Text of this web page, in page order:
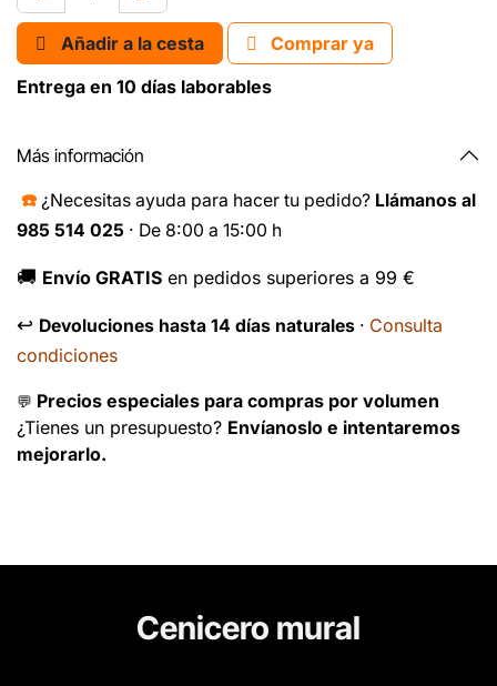
Añadir a la cesta
Comprar ya
Entrega en 10 días laborables
Más información
☎️ ¿Necesitas ayuda para hacer tu pedido? Llámanos al
985 514 025 · De 8:00 a 15:00 h
🚚 Envío GRATIS en pedidos superiores a 99 €
↩️ Devoluciones hasta 14 días naturales · Consulta
condiciones
💬 Precios especiales para compras por volumen
¿Tienes un presupuesto? Envíanoslo e intentaremos
mejorarlo.
Cenicero mural